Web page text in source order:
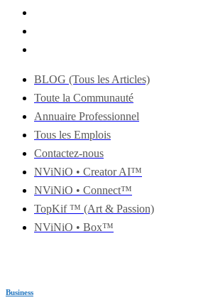
BLOG (Tous les Articles)
Toute la Communauté
Annuaire Professionnel
Tous les Emplois
Contactez-nous
NViNiO • Creator AI™
NViNiO • Connect™
TopKif ™ (Art & Passion)
NViNiO • Box™
Business